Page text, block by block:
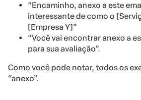
“Encaminho, anexo a este
interessante de como o
[Empresa Y]”
“Você vai encontrar anexo a
para sua avaliação”.
Como você pode notar, todos os
“anexo”.